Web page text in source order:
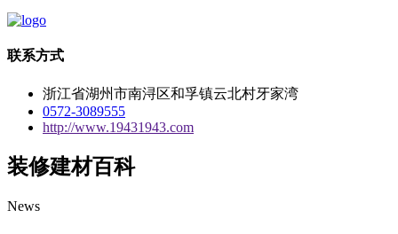
联系方式
浙江省湖州市南浔区和孚镇云北村牙家湾
0572-3089555
http://www.19431943.com
装修建材百科
News